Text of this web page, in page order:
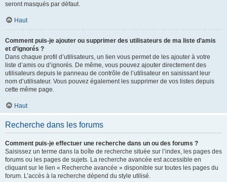
seront masqués par défaut.
Haut
Comment puis-je ajouter ou supprimer des utilisateurs de ma liste d’amis
et d’ignorés ?
Dans chaque profil d’utilisateurs, un lien vous permet de les ajouter à votre
liste d’amis ou d’ignorés. De même, vous pouvez ajouter directement des
utilisateurs depuis le panneau de contrôle de l’utilisateur en saisissant leur
nom d’utilisateur. Vous pouvez également les supprimer de vos listes depuis
cette même page.
Haut
Recherche dans les forums
Comment puis-je effectuer une recherche dans un ou des forums ?
Saisissez un terme dans la boîte de recherche située sur l’index, les pages des
forums ou les pages de sujets. La recherche avancée est accessible en
cliquant sur le lien « Recherche avancée » disponible sur toutes les pages du
forum. L’accès à la recherche dépend du style utilisé.